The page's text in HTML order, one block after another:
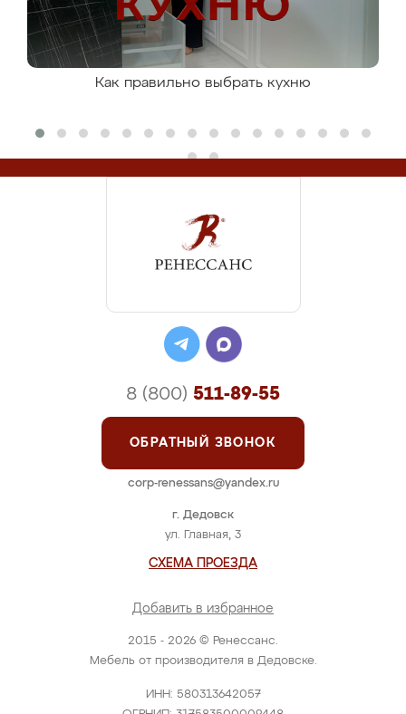
Как правильно выбрать кухню
2015 - 2026 © Ренессанс.
Мебель от производителя в Дедовске.
ИНН: 580313642057
г. Дедовск
ул. Главная, 3
СХЕМА ПРОЕЗДА
Добавить в избранное
8 (800) 511-89-55
ОБРАТНЫЙ ЗВОНОК
corp-renessans@yandex.ru